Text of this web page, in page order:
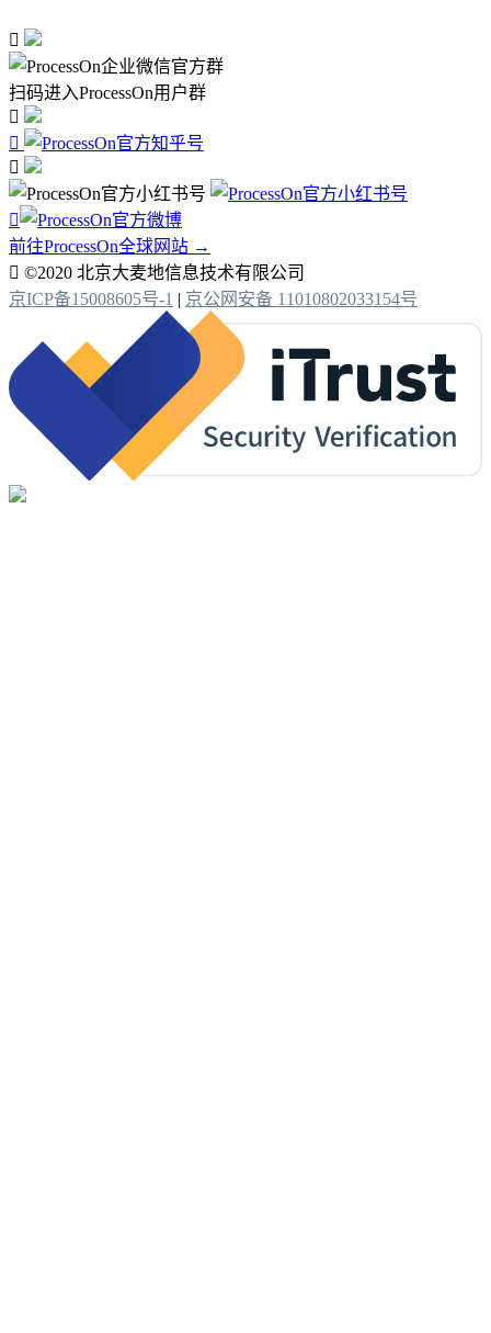

扫码进入ProcessOn用户群




前往ProcessOn全球网站 →
 ©2020 北京大麦地信息技术有限公司
京ICP备15008605号-1 | 京公网安备 11010802033154号